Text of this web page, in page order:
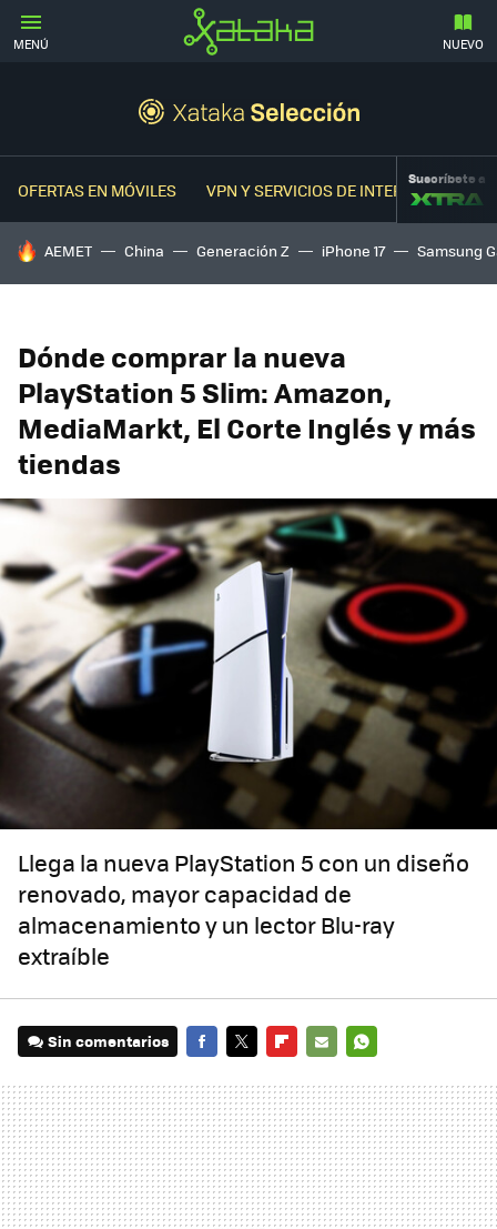
MENÚ NUEVO
OFERTAS EN MÓVILES VPN Y SERVICIOS DE INTERNETSuscríbete a
HOY SE HABLA DE
AEMET China Generación Z iPhone 17 Samsung
Dónde comprar la nueva
PlayStation 5 Slim: Amazon,
MediaMarkt, El Corte Inglés y más
tiendas
Llega la nueva PlayStation 5 con un diseño
renovado, mayor capacidad de
almacenamiento y un lector Blu-ray
extraíble
Sin comentarios
MAIL